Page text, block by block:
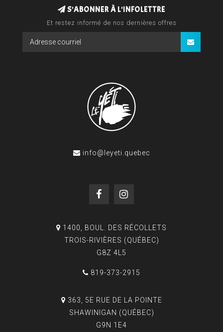
S'ABONNER À L'INFOLETTRE
Et restez informé de nos dernières offres
info@leyeti.quebec
1400, BOUL. DES RÉCOLLETS
TROIS-RIVIÈRES (QUÉBEC)
G8Z 4L5
819-373-2915
363, 5E RUE DE LA POINTE
SHAWINIGAN (QUÉBEC)
G9N 1E4